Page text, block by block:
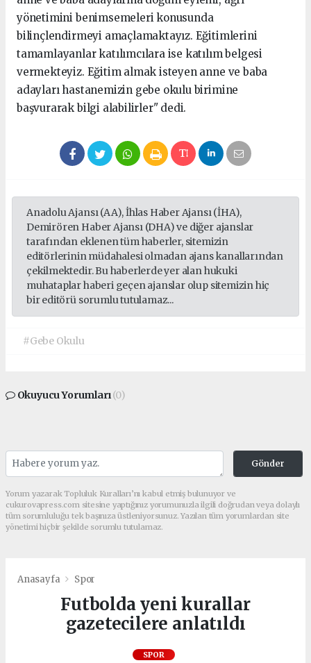
yönetimini benimsemeleri konusunda
bilinçlendirmeyi amaçlamaktayız. Eğitimlerini
tamamlayanlar katılımcılara ise katılım belgesi
vermekteyiz. Eğitim almak isteyen anne ve baba
adayları hastanemizin gebe okulu birimine
başvurarak bilgi alabilirler" dedi.
Anadolu Ajansı (AA), İhlas Haber Ajansı (İHA),
Demirören Haber Ajansı (DHA) ve diğer ajanslar
tarafından eklenen tüm haberler, sitemizin
editörlerinin müdahalesi olmadan ajans kanallarından
çekilmektedir. Bu haberlerde yer alan hukuki
muhataplar haberi geçen ajanslar olup sitemizin hiç
bir editörü sorumlu tutulamaz...
#Gebe Okulu
Okuyucu Yorumları(0)
Gönder
Yorum yazarak Topluluk Kuralları’nı kabul etmiş bulunuyor ve
cukurovapress.com sitesine yaptığınız yorumunuzla ilgili doğrudan veya dolaylı
tüm sorumluluğu tek başınıza üstleniyorsunuz. Yazılan tüm yorumlardan site
yönetimi hiçbir şekilde sorumlu tutulamaz.
Anasayfa Spor
Futbolda yeni kurallar
gazetecilere anlatıldı
SPOR